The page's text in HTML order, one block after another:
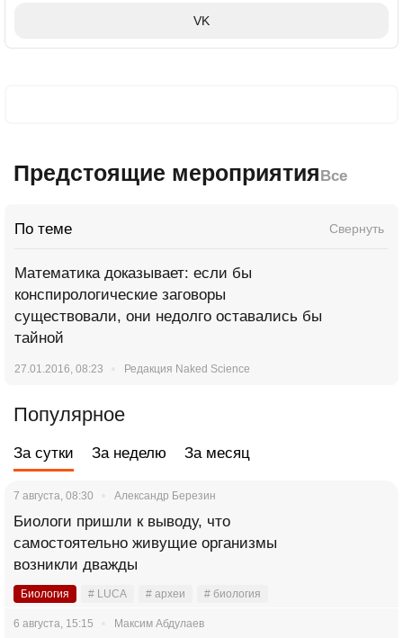
VK
Предстоящие мероприятияВсе
По теме Свернуть
Математика доказывает: если бы
конспирологические заговоры
существовали, они недолго оставались бы
тайной
27.01.2016, 08:23 Редакция Naked Science
Популярное
За сутки За неделю За месяц
7 августа, 08:30 Александр Березин
Биологи пришли к выводу, что
самостоятельно живущие организмы
возникли дважды
Биология # LUCA # археи # биология
6 августа, 15:15 Максим Абдулаев